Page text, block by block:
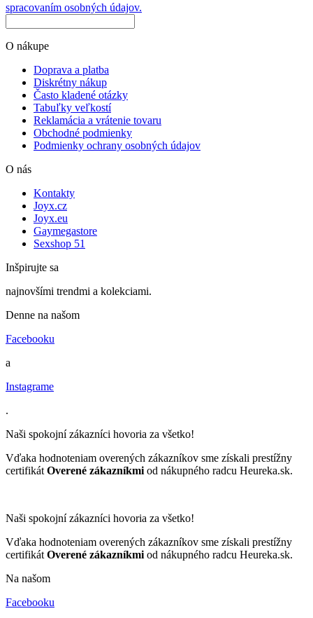
spracovaním osobných údajov.
O nákupe
Doprava a platba
Diskrétny nákup
Často kladené otázky
Tabuľky veľkostí
Reklamácia a vrátenie tovaru
Obchodné podmienky
Podmienky ochrany osobných údajov
O nás
Kontakty
Joyx.cz
Joyx.eu
Gaymegastore
Sexshop 51
Inšpirujte sa
najnovšími trendmi a kolekciami.
Denne na našom
Facebooku
a
Instagrame
.
Naši spokojní zákazníci hovoria za všetko!
Vďaka hodnoteniam overených zákazníkov sme získali prestížny
certifikát Overené zákazníkmi od nákupného radcu Heureka.sk.
Naši spokojní zákazníci hovoria za všetko!
Vďaka hodnoteniam overených zákazníkov sme získali prestížny
certifikát Overené zákazníkmi od nákupného radcu Heureka.sk.
Na našom
Facebooku